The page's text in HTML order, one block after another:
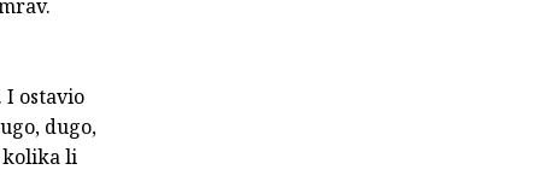
I ostavio
dugo,
kolika li